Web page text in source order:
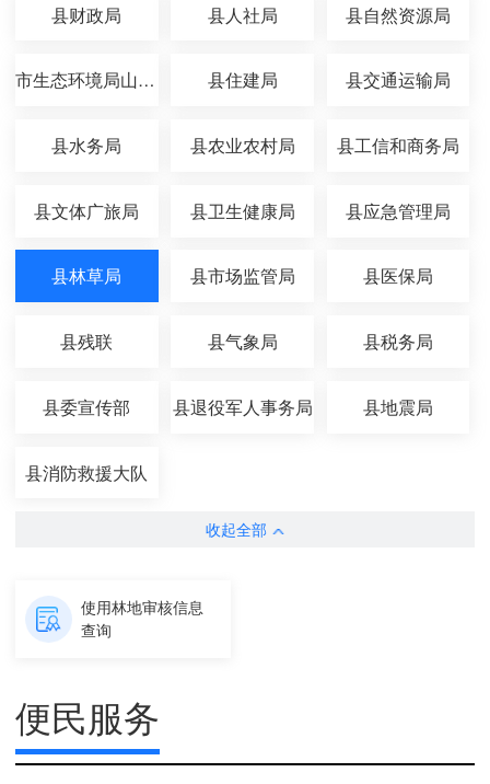
县财政局 县人社局 县自然资源局
市生态环境局山丹分局 县住建局 县交通运输局
县水务局 县农业农村局 县工信和商务局
县文体广旅局 县卫生健康局 县应急管理局
县林草局 县市场监管局 县医保局
县残联 县气象局 县税务局
县委宣传部 县退役军人事务局 县地震局
县消防救援大队
收起全部
使用林地审核信息
查询
便民服务